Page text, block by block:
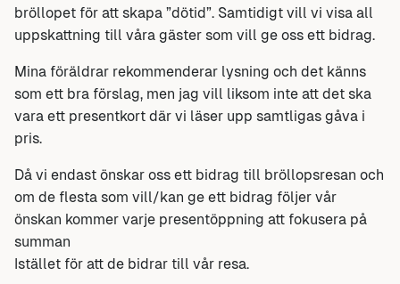
bröllopet för att skapa ”dötid”. Samtidigt vill vi visa all
uppskattning till våra gäster som vill ge oss ett bidrag.
Mina föräldrar rekommenderar lysning och det känns
som ett bra förslag, men jag vill liksom inte att det ska
vara ett presentkort där vi läser upp samtligas gåva i
pris.
Då vi endast önskar oss ett bidrag till bröllopsresan och
om de flesta som vill/kan ge ett bidrag följer vår
önskan kommer varje presentöppning att fokusera på
summan
Istället för att de bidrar till vår resa.